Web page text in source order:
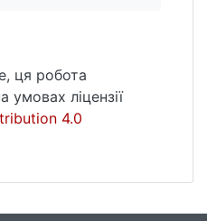
ця робота
ліцензії
4.0